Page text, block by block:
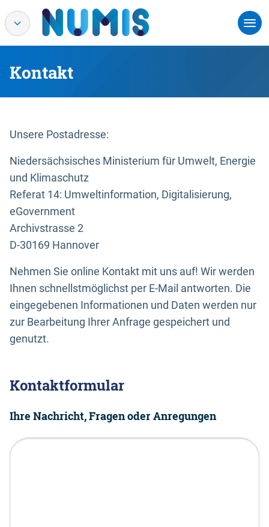
Kontakt
Unsere Postadresse:
Niedersächsisches Ministerium für Umwelt, Energie
und Klimaschutz
Referat 14: Umweltinformation, Digitalisierung,
eGovernment
Archivstrasse 2
D-30169 Hannover
Nehmen Sie online Kontakt mit uns auf! Wir werden
Ihnen schnellstmöglichst per E-Mail antworten. Die
eingegebenen Informationen und Daten werden nur
zur Bearbeitung Ihrer Anfrage gespeichert und
genutzt.
Kontaktformular
Ihre Nachricht, Fragen oder Anregungen